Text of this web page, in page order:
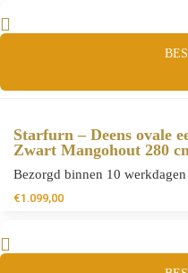
Starfurn – Deens ovale
Zwart Mangohout 280
Bezorgd binnen 10
€1.099,00